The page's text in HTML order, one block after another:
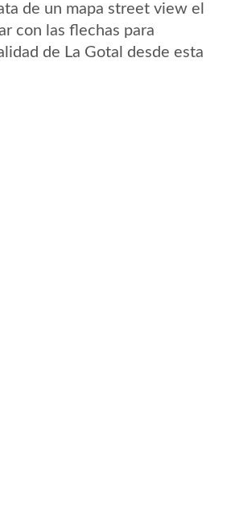
de un mapa street view el
con las flechas para
de La Gotal desde esta